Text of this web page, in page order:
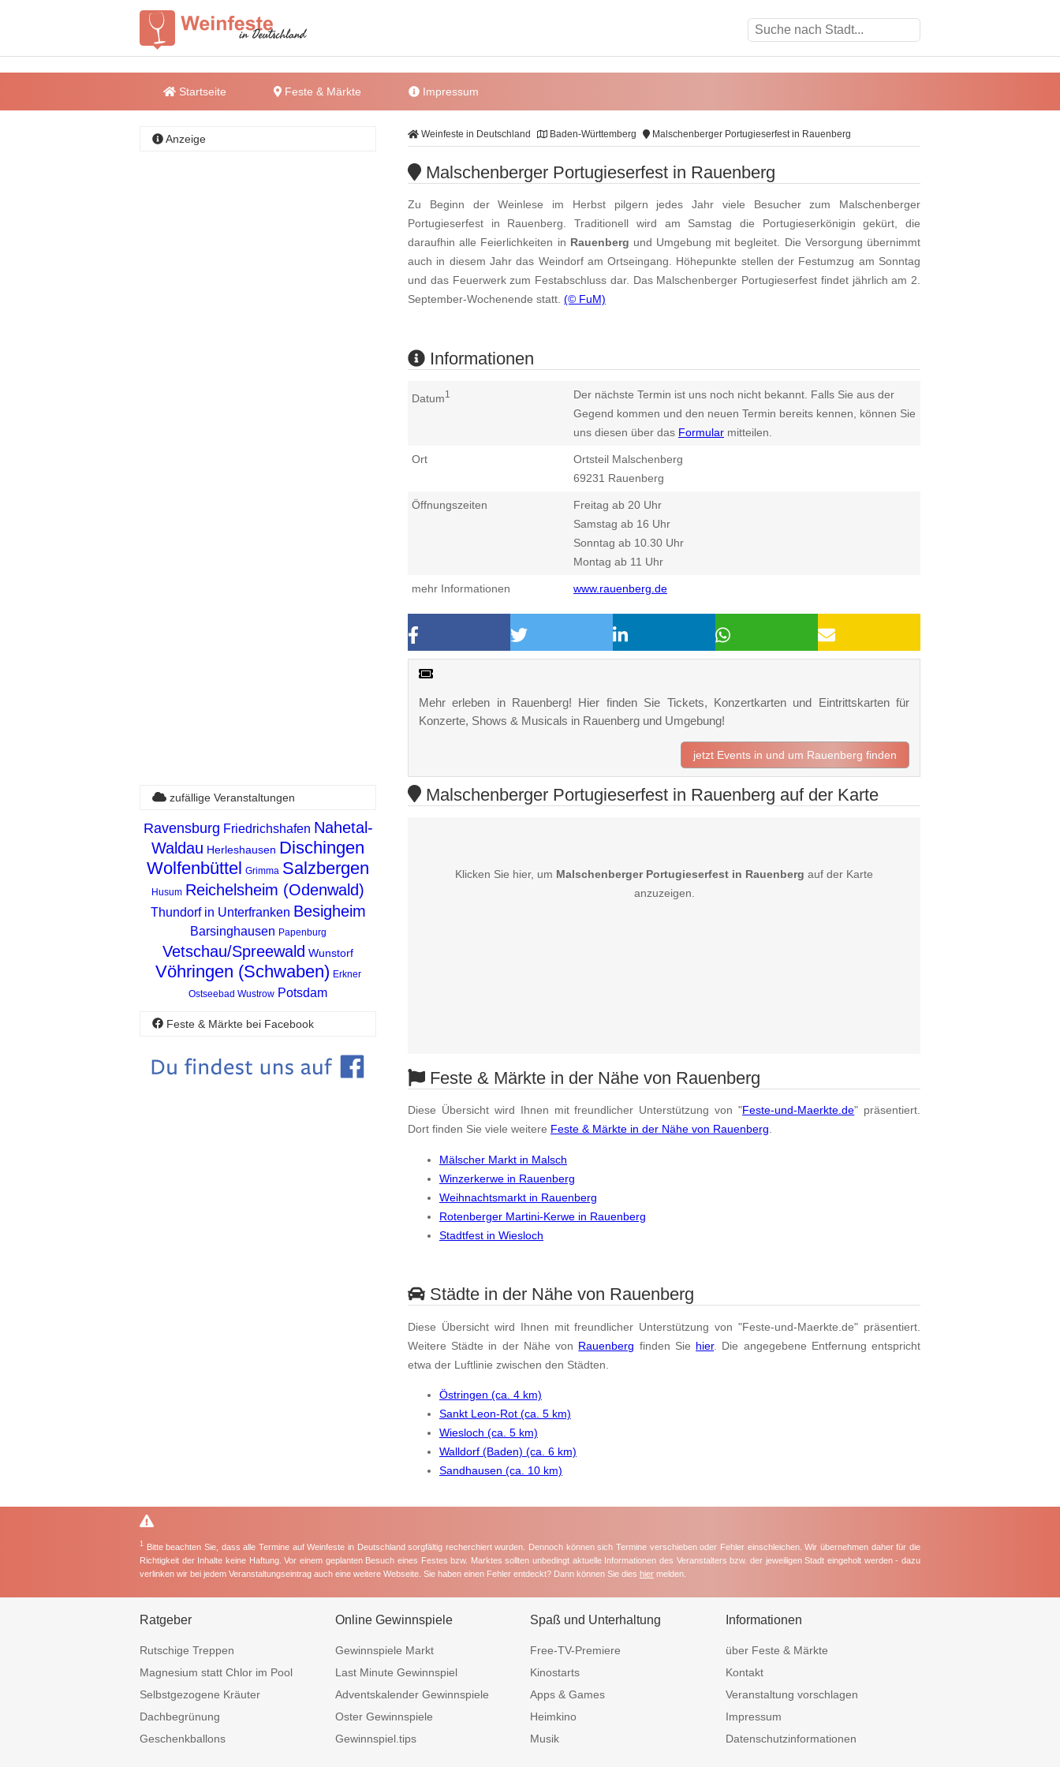
Startseite Feste & Märkte Impressum
Weinfeste in Deutschland Baden-Württemberg Malschenberger Portugieserfest in Rauenberg
Malschenberger Portugieserfest in Rauenberg
Zu Beginn der Weinlese im Herbst pilgern jedes Jahr viele Besucher zum Malschenberger
Portugieserfest in Rauenberg. Traditionell wird am Samstag die Portugieserkönigin gekürt, die
daraufhin alle Feierlichkeiten in Rauenberg und Umgebung mit begleitet. Die Versorgung übernimmt
auch in diesem Jahr das Weindorf am Ortseingang. Höhepunkte stellen der Festumzug am Sonntag
und das Feuerwerk zum Festabschluss dar. Das Malschenberger Portugieserfest findet jährlich am 2.
September-Wochenende statt. (© FuM)
Informationen
Datum1
Der nächste Termin ist uns noch nicht bekannt. Falls Sie aus der
Gegend kommen und den neuen Termin bereits kennen, können Sie
uns diesen über das Formular mitteilen.
Ort
Ortsteil Malschenberg
69231 Rauenberg
Öffnungszeiten
Freitag ab 20 Uhr
Samstag ab 16 Uhr
Sonntag ab 10.30 Uhr
Montag ab 11 Uhr
mehr Informationen www.rauenberg.de
Mehr erleben in Rauenberg! Hier finden Sie Tickets, Konzertkarten und Eintrittskarten für
Konzerte, Shows & Musicals in Rauenberg und Umgebung!
jetzt Events in und um Rauenberg finden
Anzeige
Malschenberger Portugieserfest in Rauenberg auf der Karte
Klicken Sie hier, um Malschenberger Portugieserfest in Rauenberg auf der Karte
anzuzeigen.
Feste & Märkte in der Nähe von Rauenberg
Diese Übersicht wird Ihnen mit freundlicher Unterstützung von "Feste-und-Maerkte.de" präsentiert.
Dort finden Sie viele weitere Feste & Märkte in der Nähe von Rauenberg.
Mälscher Markt in Malsch
Winzerkerwe in Rauenberg
Weihnachtsmarkt in Rauenberg
Rotenberger Martini-Kerwe in Rauenberg
Stadtfest in Wiesloch
Städte in der Nähe von Rauenberg
Diese Übersicht wird Ihnen mit freundlicher Unterstützung von "Feste-und-Maerkte.de" präsentiert.
Weitere Städte in der Nähe von Rauenberg finden Sie hier. Die angegebene Entfernung entspricht
etwa der Luftlinie zwischen den Städten.
Östringen (ca. 4 km)
Sankt Leon-Rot (ca. 5 km)
Wiesloch (ca. 5 km)
Walldorf (Baden) (ca. 6 km)
Sandhausen (ca. 10 km)
zufällige Veranstaltungen
Ravensburg Friedrichshafen Nahetal-
Waldau Herleshausen Dischingen
Wolfenbüttel Grimma Salzbergen
Husum Reichelsheim (Odenwald)
Thundorf in Unterfranken Besigheim
Barsinghausen Papenburg
Vetschau/Spreewald Wunstorf
Vöhringen (Schwaben) Erkner
Ostseebad Wustrow Potsdam
Feste & Märkte bei Facebook
1 Bitte beachten Sie, dass alle Termine auf Weinfeste in Deutschland sorgfältig recherchiert wurden. Dennoch können sich Termine verschieben oder Fehler einschleichen. Wir übernehmen daher für die
Richtigkeit der Inhalte keine Haftung. Vor einem geplanten Besuch eines Festes bzw. Marktes sollten unbedingt aktuelle Informationen des Veranstalters bzw. der jeweiligen Stadt eingeholt werden - dazu
verlinken wir bei jedem Veranstaltungseintrag auch eine weitere Webseite. Sie haben einen Fehler entdeckt? Dann können Sie dies hier melden.
Ratgeber
Rutschige Treppen
Magnesium statt Chlor im Pool
Selbstgezogene Kräuter
Dachbegrünung
Geschenkballons
Online Gewinnspiele
Gewinnspiele Markt
Last Minute Gewinnspiel
Adventskalender Gewinnspiele
Oster Gewinnspiele
Gewinnspiel.tips
Spaß und Unterhaltung
Free-TV-Premiere
Kinostarts
Apps & Games
Heimkino
Musik
Informationen
über Feste & Märkte
Kontakt
Veranstaltung vorschlagen
Impressum
Datenschutzinformationen